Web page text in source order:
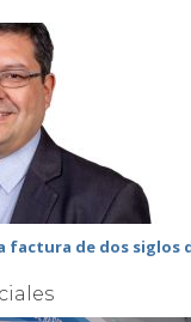
factura de dos siglos